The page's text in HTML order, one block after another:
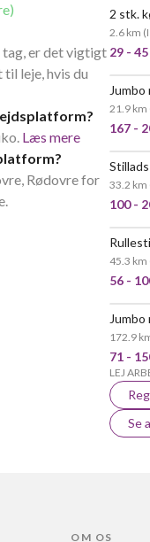
tag, er det vigtigt
leje, hvis du
Læs mere
Rødovre for
2 stk.
2.6 km (
29 -
21.9 km
167 -
33.2 km
100 -
45.3 km
56 -
172.9
71 -
LEJ
Se
OM OS